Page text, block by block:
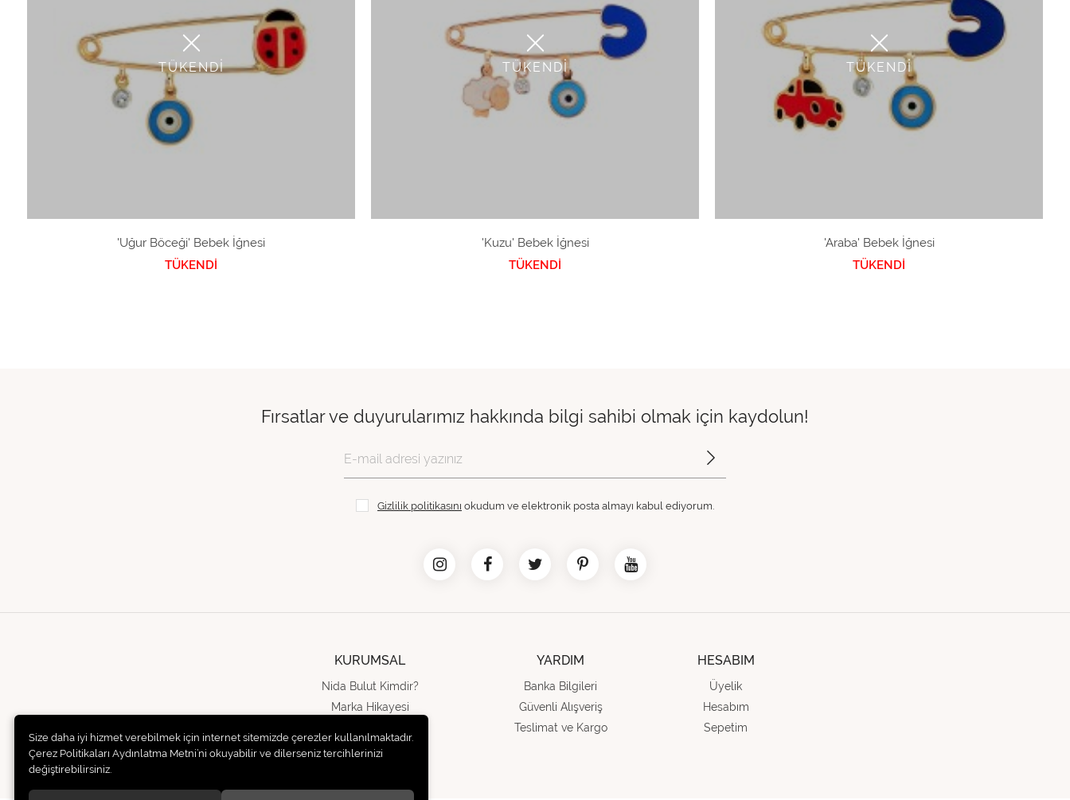
TÜKENDİ
'Uğur Böceği' Bebek İğnesi
TÜKENDİ
TÜKENDİ
'Kuzu' Bebek İğnesi
TÜKENDİ
TÜKENDİ
'Araba' Bebek İğnesi
TÜKENDİ
Fırsatlar ve duyurularımız hakkında bilgi sahibi olmak için kaydolun!
Gizlilik politikasını okudum ve elektronik posta almayı kabul ediyorum.
KURUMSAL
Nida Bulut Kimdir?
Marka Hikayesi
İletişim
YARDIM
Banka Bilgileri
Güvenli Alışveriş
Teslimat ve Kargo
HESABIM
Üyelik
Hesabım
Sepetim
Size daha iyi hizmet verebilmek için internet sitemizde çerezler kullanılmaktadır.
Çerez Politikaları Aydınlatma Metni’ni okuyabilir ve dilerseniz tercihlerinizi
değiştirebilirsiniz.